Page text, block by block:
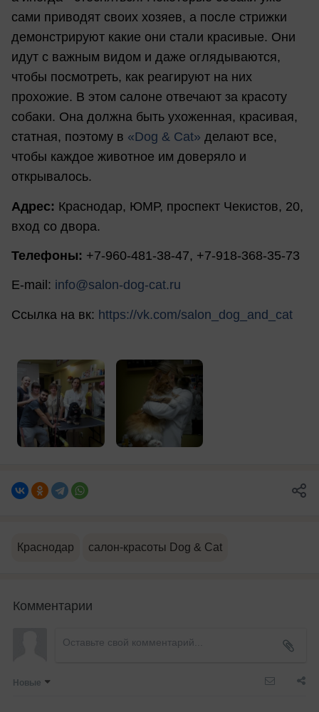
сами приводят своих хозяев, а после стрижки
демонстрируют какие они стали красивые. Они
идут с важным видом и даже оглядываются,
чтобы посмотреть, как реагируют на них
прохожие. В этом салоне отвечают за красоту
собаки. Она должна быть ухоженная, красивая,
статная, поэтому в «Dog & Cat» делают все,
чтобы каждое животное им доверяло и
открывалось.
Адрес: Краснодар, ЮМР, проспект Чекистов, 20,
вход со двора.
Телефоны: +7-960-481-38-47, +7-918-368-35-73
E-mail: info@salon-dog-cat.ru
Ссылка на вк: https://vk.com/salon_dog_and_cat
Краснодар салон-красоты Dog & Cat
Комментарии
Новые